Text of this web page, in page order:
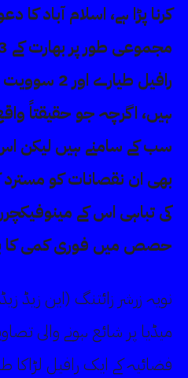
کرنا پڑا ہے، اسلام آباد
رافیل
ہیں، اگرچہ جو حقیقتاً
سب کے سامنے ہیں لیکن
بھی ان نقصانات کو مسترد
کی تباہی اس کے
حصص میں فوری کمی کا
نویہ زرشر زائتنگ (این زیڈ
میڈیا پر شائع ہونے والی
فضائیہ کے ایک رافیل لڑاکا